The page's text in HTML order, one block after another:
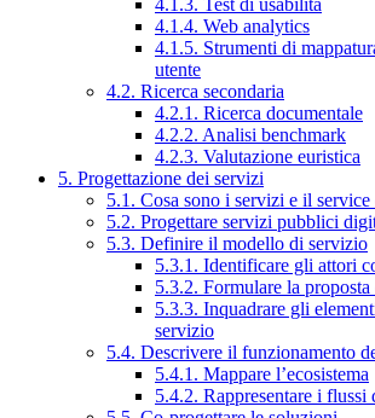
4.1.4. Web analytics
4.1.5. Strumenti di
utente
4.2. Ricerca secondaria
4.2.1. Ricerca documentale
4.2.2. Analisi benchmark
4.2.3. Valutazione euristica
5. Progettazione dei servizi
5.1. Cosa sono i servizi e il service
5.2. Progettare servizi pubblici
5.3. Definire il modello di servizio
5.3.1. Identificare gli attori
5.3.2. Formulare la
5.3.3. Inquadrare gli
servizio
5.4. Descrivere il funzionamento
5.4.1. Mappare l’ecosistema
5.4.2. Rappresentare i flussi